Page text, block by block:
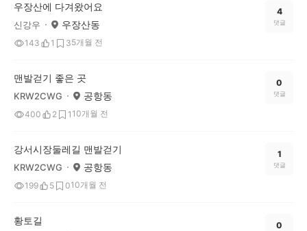
우장산에 다겨왔어요
신강우 우장산동
143 1 35개월 전
4
댓글
맨발걷기 좋은 곳
KRW2CWG 공항동
400 2 1 10개월 전
0
댓글
강서시장둘레길 맨발걷기
KRW2CWG 공항동
199 5 010개월 전
1
댓글
황토길 0